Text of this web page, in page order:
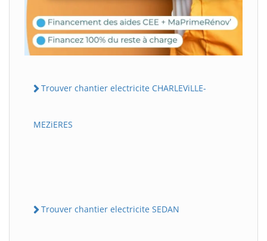
Trouver chantier electricite CHARLEViLLE-
MEZiERES
Trouver chantier electricite SEDAN